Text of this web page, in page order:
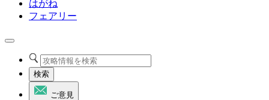
はがね
フェアリー
検索
ご意見